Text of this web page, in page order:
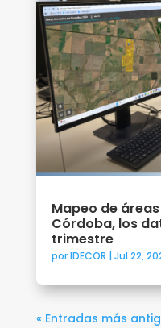
Mapeo de
Córdoba, los
trimestre
porIDECOR | Jul 22,
« Entradas más